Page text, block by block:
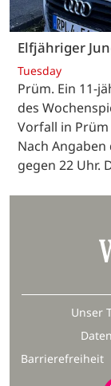
Elfjähriger
Tuesday
Prüm. Ein 11-
des
Vorfall in
Nach
gegen 22 Uhr.
Unser
Barrierefreiheit